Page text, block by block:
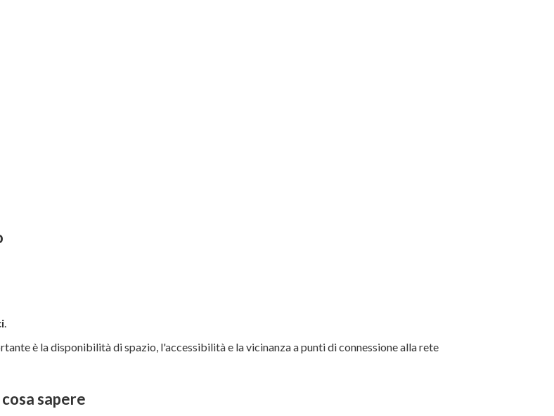
.
è la disponibilità di spazio, l'accessibilità e la vicinanza a punti di connessione alla rete
sapere